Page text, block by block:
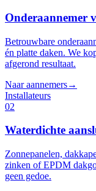
Onderaannemer
Betrouwbare
én platte daken. We
afgerond resultaat.
Naaraannemers→
Installateurs
02
Waterdichte
Zonnepanelen,
zinken of EPDM
geen gedoe.